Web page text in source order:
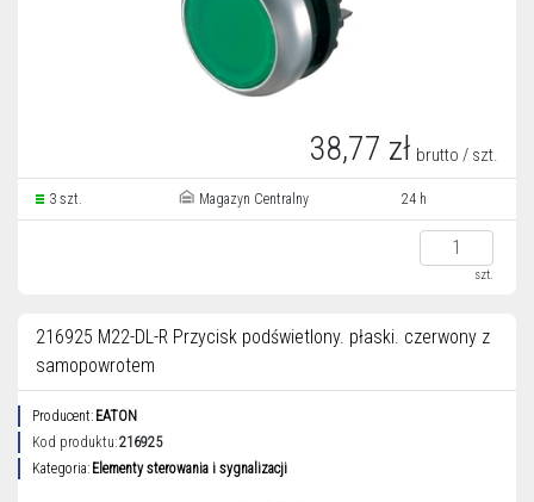
38,77 zł brutto / szt.
3 szt. Magazyn Centralny 24 h
szt.
216925 M22-DL-R Przycisk podświetlony. płaski. czerwony z
samopowrotem
Producent: EATON
Kod produktu:216925
Kategoria: Elementy sterowania i sygnalizacji